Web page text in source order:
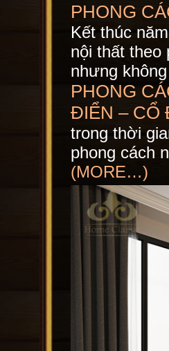
PHONG
Kết thúc
nội thất theo
nhưng
PHONG
ĐIỂN – CỔ
trong thời
phong cách
(MORE…)